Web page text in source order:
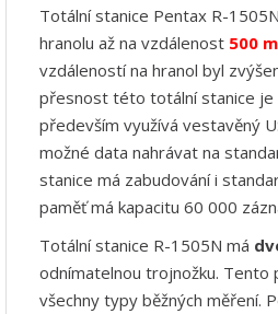
Totální stanice Pentax R-
hranolu až na vzdálenost 500 m
vzdáleností na hranol byl
přesnost této totální stanice je
především využívá vestavěný
možné data nahrávat na
stanice má zabudování i
paměť má kapacitu 60 000
Totální stanice R-1505N má
odnímatelnou trojnožku.
všechny typy běžných měření.